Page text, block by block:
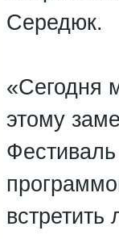
Середюк.
«Сегодня
этому